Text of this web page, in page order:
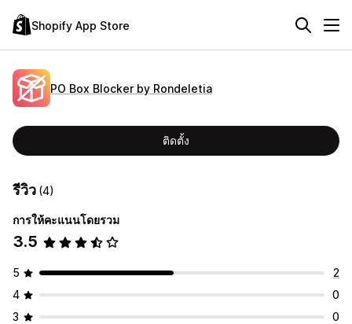
Shopify App Store
PO Box Blocker by Rondeletia
ติดตั้ง
รีวิว (4)
การให้คะแนนโดยรวม
3.5
5
2
4
0
3
0